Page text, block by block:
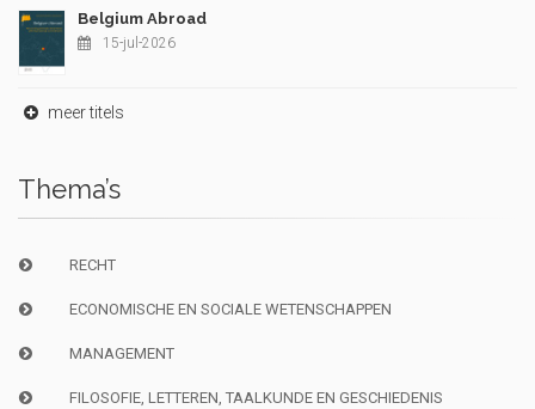
Belgium Abroad
15-jul-2026
meer titels
Thema’s
RECHT
ECONOMISCHE EN SOCIALE WETENSCHAPPEN
MANAGEMENT
FILOSOFIE, LETTEREN, TAALKUNDE EN GESCHIEDENIS